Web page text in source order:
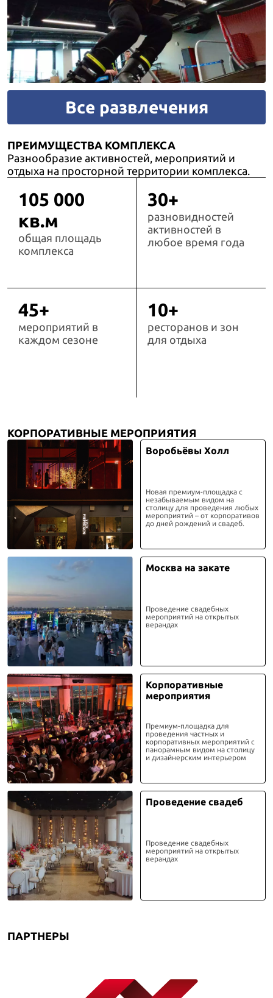
Все развлечения
ПРЕИМУЩЕСТВА КОМПЛЕКСА
Разнообразие активностей, мероприятий и
отдыха на просторной территории комплекса.
105 000
кв.м
общая площадь
комплекса
30+
разновидностей
активностей в
любое время года
45+
мероприятий в
каждом сезоне
10+
ресторанов и зон
для отдыха
КОРПОРАТИВНЫЕ МЕРОПРИЯТИЯ
Воробьёвы Холл
Новая премиум-площадка с
незабываемым видом на
столицу для проведения любых
мероприятий – от корпоративов
до дней рождений и свадеб.
Москва на закате
Проведение свадебных
мероприятий на открытых
верандах
Корпоративные
мероприятия
Премиум-площадка для
проведения частных и
корпоративных мероприятий с
панорамным видом на столицу
и дизайнерским интерьером
Проведение свадеб
Проведение свадебных
мероприятий на открытых
верандах
ПАРТНЕРЫ